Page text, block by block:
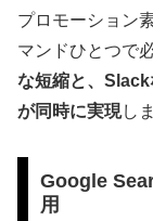
プロモーション
マンドひとつで
な短縮と、
が同時に実現し
Google
用